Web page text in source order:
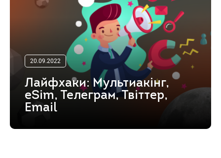
20.09.2022
Лайфхаки: Мультиакінг,
eSim, Телеграм, Твіттер,
Email